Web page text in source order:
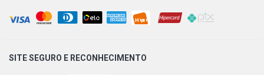
SITE SEGURO E RECONHECIMENTO